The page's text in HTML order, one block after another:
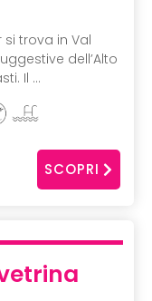
si trova in Val
dell’Alto
Il ...
SCOPRI